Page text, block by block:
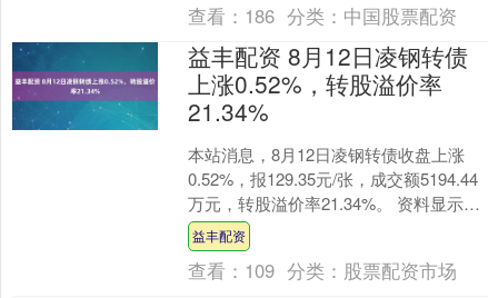
查看： 186 分类： 中国股票配资
益丰配资 8月12日凌钢转债
上涨0.52%，转股溢价率
21.34%
本站消息，8月12日凌钢转债收盘上涨
0.52%，报129.35元/张，成交额5194.44
万元，转股溢价率21.34%。 资料显示，
凌钢转债信用级别为“AA”，....
益丰配资
查看： 109 分类： 股票配资市场